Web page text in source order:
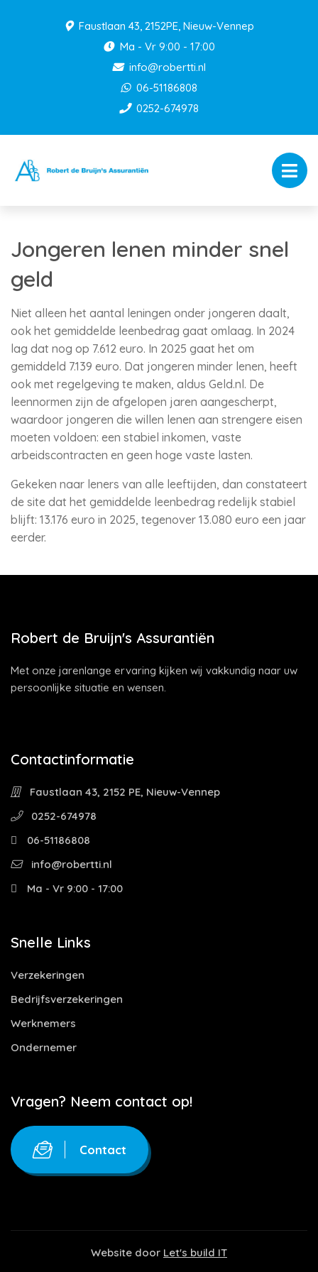
Faustlaan 43, 2152PE, Nieuw-Vennep
Ma - Vr 9:00 - 17:00
info@robertti.nl
06-51186808
0252-674978
Jongeren lenen minder snel
geld
Niet alleen het aantal leningen onder jongeren daalt,
ook het gemiddelde leenbedrag gaat omlaag. In 2024
lag dat nog op 7.612 euro. In 2025 gaat het om
gemiddeld 7.139 euro. Dat jongeren minder lenen, heeft
ook met regelgeving te maken, aldus Geld.nl. De
leennormen zijn de afgelopen jaren aangescherpt,
waardoor jongeren die willen lenen aan strengere eisen
moeten voldoen: een stabiel inkomen, vaste
arbeidscontracten en geen hoge vaste lasten.
Gekeken naar leners van alle leeftijden, dan constateert
de site dat het gemiddelde leenbedrag redelijk stabiel
blijft: 13.176 euro in 2025, tegenover 13.080 euro een jaar
eerder.
Robert de Bruijn's Assurantiën
Met onze jarenlange ervaring kijken wij vakkundig naar uw
persoonlijke situatie en wensen.
Contactinformatie
Faustlaan 43, 2152 PE, Nieuw-Vennep
0252-674978
06-51186808
info@robertti.nl
Ma - Vr 9:00 - 17:00
Snelle Links
Verzekeringen
Bedrijfsverzekeringen
Werknemers
Ondernemer
Vragen? Neem contact op!
Contact
Website door Let's build IT